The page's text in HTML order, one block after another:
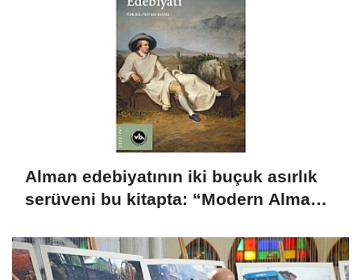
Alman edebiyatının iki buçuk asırlık
serüveni bu kitapta: “Modern Alman